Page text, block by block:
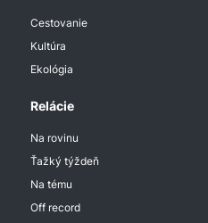
Cestovanie
Kultúra
Ekológia
Relácie
Na rovinu
Ťažký týždeň
Na tému
Off record